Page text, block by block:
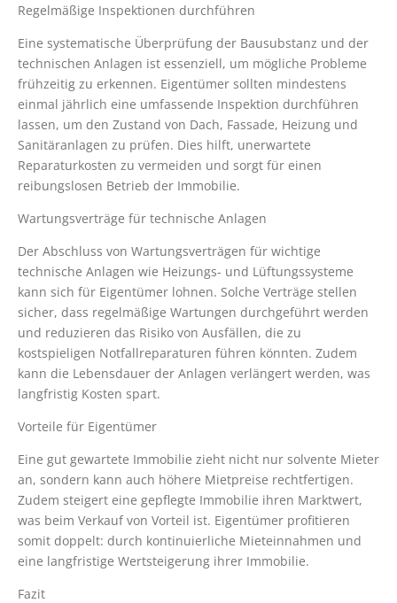
Regelmäßige Inspektionen durchführen
Eine systematische Überprüfung der Bausubstanz und der
technischen Anlagen ist essenziell, um mögliche Probleme
frühzeitig zu erkennen. Eigentümer sollten mindestens
einmal jährlich eine umfassende Inspektion durchführen
lassen, um den Zustand von Dach, Fassade, Heizung und
Sanitäranlagen zu prüfen. Dies hilft, unerwartete
Reparaturkosten zu vermeiden und sorgt für einen
reibungslosen Betrieb der Immobilie.
Wartungsverträge für technische Anlagen
Der Abschluss von Wartungsverträgen für wichtige
technische Anlagen wie Heizungs- und Lüftungssysteme
kann sich für Eigentümer lohnen. Solche Verträge stellen
sicher, dass regelmäßige Wartungen durchgeführt werden
und reduzieren das Risiko von Ausfällen, die zu
kostspieligen Notfallreparaturen führen könnten. Zudem
kann die Lebensdauer der Anlagen verlängert werden, was
langfristig Kosten spart.
Vorteile für Eigentümer
Eine gut gewartete Immobilie zieht nicht nur solvente Mieter
an, sondern kann auch höhere Mietpreise rechtfertigen.
Zudem steigert eine gepflegte Immobilie ihren Marktwert,
was beim Verkauf von Vorteil ist. Eigentümer profitieren
somit doppelt: durch kontinuierliche Mieteinnahmen und
eine langfristige Wertsteigerung ihrer Immobilie.
Fazit